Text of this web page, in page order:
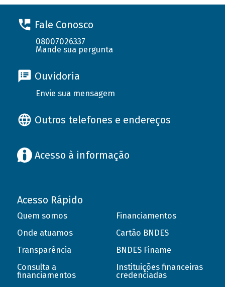
Fale Conosco
08007026337
Mande sua pergunta
Ouvidoria
Envie sua mensagem
Outros telefones e endereços
Acesso à informação
Acesso Rápido
Quem somos
Onde atuamos
Transparência
Consulta a
financiamentos
Financiamentos
Cartão BNDES
BNDES Finame
Instituições financeiras
credenciadas